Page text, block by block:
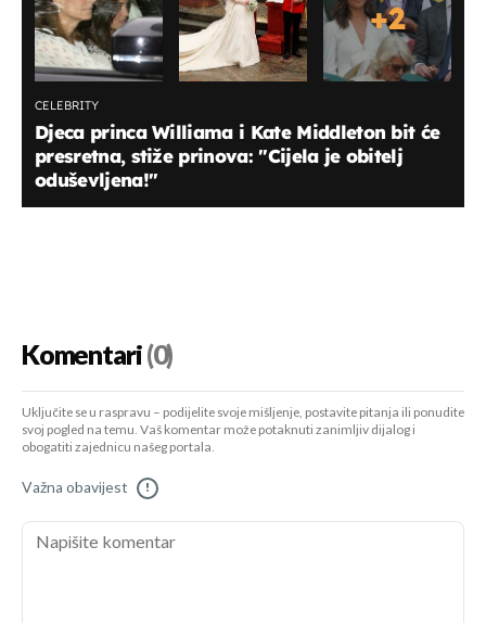
+2
CELEBRITY
Djeca princa Williama i Kate Middleton bit će
presretna, stiže prinova: "Cijela je obitelj
oduševljena!"
Komentari(0)
Uključite se u raspravu – podijelite svoje mišljenje, postavite pitanja ili ponudite
svoj pogled na temu. Vaš komentar može potaknuti zanimljiv dijalog i
obogatiti zajednicu našeg portala.
Važna obavijest !